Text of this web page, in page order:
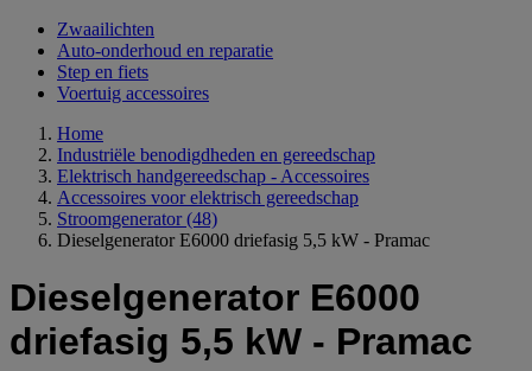
Zwaailichten
Auto-onderhoud en reparatie
Step en fiets
Voertuig accessoires
Home
Industriële benodigdheden en gereedschap
Elektrisch handgereedschap - Accessoires
Accessoires voor elektrisch gereedschap
Stroomgenerator (48)
Dieselgenerator E6000 driefasig 5,5 kW - Pramac
Dieselgenerator E6000
driefasig 5,5 kW - Pramac